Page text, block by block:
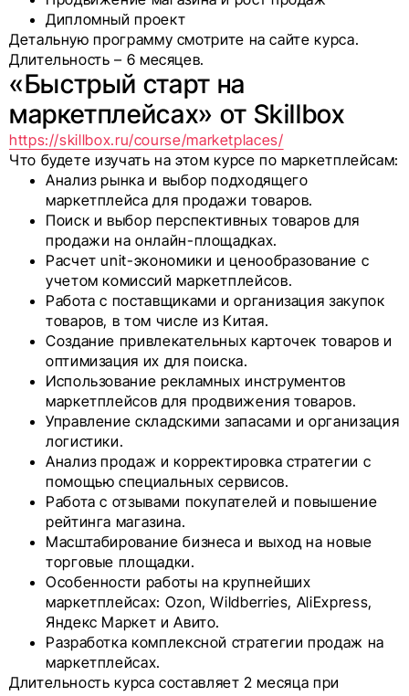
Дипломный проект
Детальную программу смотрите на сайте курса.
Длительность – 6 месяцев.
«Быстрый старт на
маркетплейсах» от Skillbox
https://skillbox.ru/course/marketplaces/
Что будете изучать на этом курсе по маркетплейсам:
Анализ рынка и выбор подходящего
маркетплейса для продажи товаров.
Поиск и выбор перспективных товаров для
продажи на онлайн-площадках.
Расчет unit-экономики и ценообразование с
учетом комиссий маркетплейсов.
Работа с поставщиками и организация закупок
товаров, в том числе из Китая.
Создание привлекательных карточек товаров и
оптимизация их для поиска.
Использование рекламных инструментов
маркетплейсов для продвижения товаров.
Управление складскими запасами и организация
логистики.
Анализ продаж и корректировка стратегии с
помощью специальных сервисов.
Работа с отзывами покупателей и повышение
рейтинга магазина.
Масштабирование бизнеса и выход на новые
торговые площадки.
Особенности работы на крупнейших
маркетплейсах: Ozon, Wildberries, AliExpress,
Яндекс Маркет и Авито.
Разработка комплексной стратегии продаж на
маркетплейсах.
Длительность курса составляет 2 месяца при